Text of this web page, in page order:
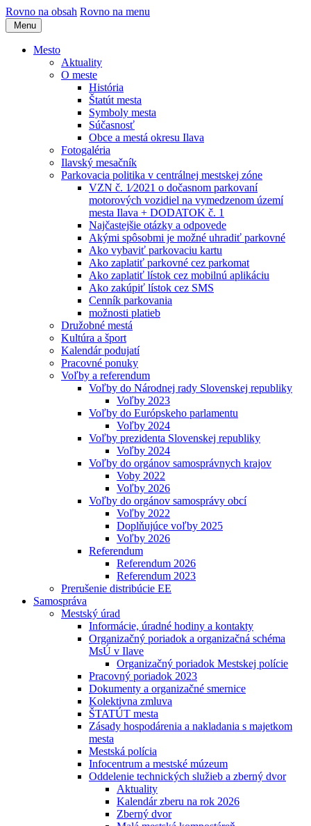
Rovno na obsah Rovno na menu
Menu
Mesto
Aktuality
O meste
História
Štatút mesta
Symboly mesta
Súčasnosť
Obce a mestá okresu Ilava
Fotogaléria
Ilavský mesačník
Parkovacia politika v centrálnej mestskej zóne
VZN č. 1⁄2021 o dočasnom parkovaní
motorových vozidiel na vymedzenom území
mesta Ilava + DODATOK č. 1
Najčastejšie otázky a odpovede
Akými spôsobmi je možné uhradiť parkovné
Ako vybaviť parkovaciu kartu
Ako zaplatiť parkovné cez parkomat
Ako zaplatiť lístok cez mobilnú aplikáciu
Ako zakúpiť lístok cez SMS
Cenník parkovania
možnosti platieb
Družobné mestá
Kultúra a šport
Kalendár podujatí
Pracovné ponuky
Voľby a referendum
Voľby do Národnej rady Slovenskej republiky
Voľby 2023
Voľby do Európskeho parlamentu
Voľby 2024
Voľby prezidenta Slovenskej republiky
Voľby 2024
Voľby do orgánov samosprávnych krajov
Voby 2022
Voľby 2026
Voľby do orgánov samosprávy obcí
Voľby 2022
Doplňujúce voľby 2025
Voľby 2026
Referendum
Referendum 2026
Referendum 2023
Prerušenie distribúcie EE
Samospráva
Mestský úrad
Informácie, úradné hodiny a kontakty
Organizačný poriadok a organizačná schéma
MsÚ v Ilave
Organizačný poriadok Mestskej polície
Pracovný poriadok 2023
Dokumenty a organizačné smernice
Kolektivna zmluva
ŠTATÚT mesta
Zásady hospodárenia a nakladania s majetkom
mesta
Mestská polícia
Infocentrum a mestské múzeum
Oddelenie technických služieb a zberný dvor
Aktuality
Kalendár zberu na rok 2026
Zberný dvor